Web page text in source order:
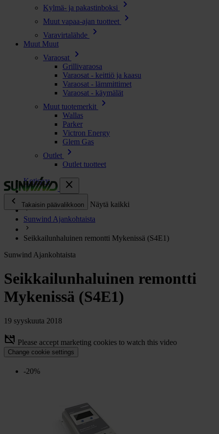
Kylmä- ja pakastinboksi chevron_right
Muut vapaa-ajan tuotteet chevron_right
Varavirtalähde chevron_right
Muut Muut
Varaosat
chevron_right
Grillivaraosa
Varaosat - keittiö ja kaasu
Varaosat - lämmittimet
Varaosat - käymälät
Muut tuotemerkit
chevron_right
Wallas
Parker
Victron Energy
Glem Gas
Outlet
chevron_right
Outlet tuotteet
close
chevron_left
Takaisin päävalikkoon Näytä kaikki
Energia chevron_right
chevron_right
Lämpö chevron_right
Vesi chevron_right
Käymälä
chevron_right
Vapaa-aika ja Retkeily
Muut chevron_right
Kotisivu
Sunwind Ajankohtaista
Seikkailunhaluinen remontti Mykenissä (S4E1)
Sunwind Ajankohtaista
Seikkailunhaluinen remontti
Mykenissä (S4E1)
19 syyskuuta 2018
movie_off Please accept marketing cookies to watch this video
Change cookie settings
-20%